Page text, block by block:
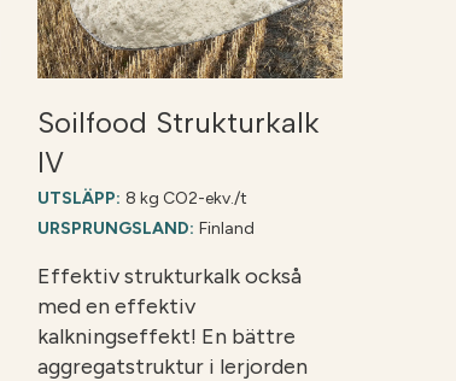
Soilfood Strukturkalk
IV
UTSLÄPP: 8 kg CO2-ekv./t
URSPRUNGSLAND: Finland
Effektiv strukturkalk också
med en effektiv
kalkningseffekt! En bättre
aggregatstruktur i lerjorden